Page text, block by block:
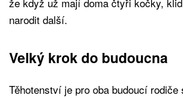
narodit další.
Velký krok do budoucna
Těhotenství je pro oba budoucí rodiče